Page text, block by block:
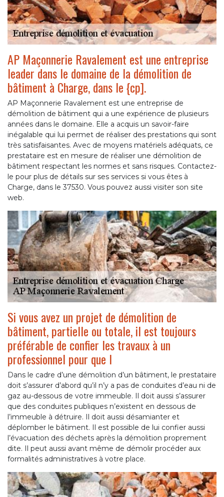
AP Maçonnerie Ravalement est une entreprise
leader dans le domaine de la démolition de
bâtiment à Charge, dans le {cp].
AP Maçonnerie Ravalement est une entreprise de
démolition de bâtiment qui a une expérience de plusieurs
années dans le domaine. Elle a acquis un savoir-faire
inégalable qui lui permet de réaliser des prestations qui sont
très satisfaisantes. Avec de moyens matériels adéquats, ce
prestataire est en mesure de réaliser une démolition de
bâtiment respectant les normes et sans risques. Contactez-
le pour plus de détails sur ses services si vous êtes à
Charge, dans le 37530. Vous pouvez aussi visiter son site
web.
Si vous avez un projet de démolition de
bâtiment, partielle ou totale, il est toujours
préférable de confier les travaux à un
professionnel pour que l
Dans le cadre d’une démolition d’un bâtiment, le prestataire
doit s’assurer d’abord qu’il n’y a pas de conduites d’eau ni de
gaz au-dessous de votre immeuble. Il doit aussi s’assurer
que des conduites publiques n’existent en dessous de
l’immeuble à détruire. Il doit aussi désamianter et
déplomber le bâtiment. Il est possible de lui confier aussi
l’évacuation des déchets après la démolition proprement
dite. Il peut aussi avant même de démolir procéder aux
formalités administratives à votre place.